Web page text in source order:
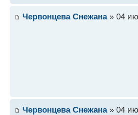
Червонцева Снежана» 04
Червонцева Снежана» 04